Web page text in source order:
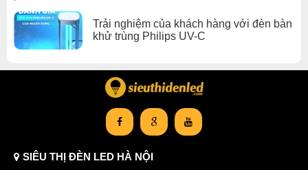
Khung đèn được làm bằng thép không gỉ SPCC có độ
Chao đèn làm bằng nhựa ABS và nhựa PMMA cứng
cao và cách điện hoàn hảo.
Trải nghiệm của khách hàng với đèn bàn
khử trùng Philips UV-C
SIÊU THỊ ĐÈN LED HÀ NỘI